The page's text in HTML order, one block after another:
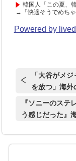
韓国人「この夏、
→「快適そうでめち
Powered by
「大谷がメ
を放つ」海外
『ソニーのステ
う感じだった』